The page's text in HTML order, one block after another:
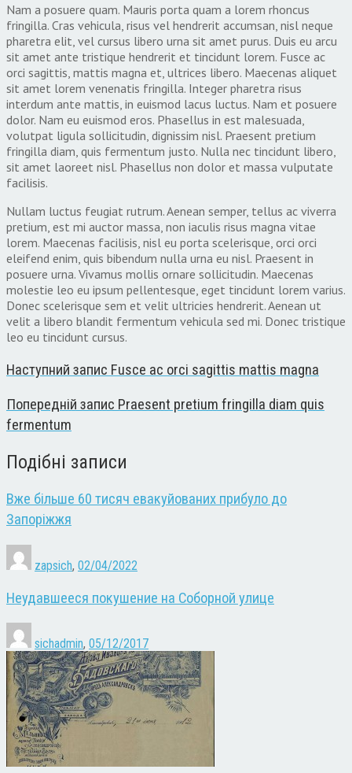
Nam a posuere quam. Mauris porta quam a lorem rhoncus
fringilla. Cras vehicula, risus vel hendrerit accumsan, nisl neque
pharetra elit, vel cursus libero urna sit amet purus. Duis eu arcu
sit amet ante tristique hendrerit et tincidunt lorem. Fusce ac
orci sagittis, mattis magna et, ultrices libero. Maecenas aliquet
sit amet lorem venenatis fringilla. Integer pharetra risus
interdum ante mattis, in euismod lacus luctus. Nam et posuere
dolor. Nam eu euismod eros. Phasellus in est malesuada,
volutpat ligula sollicitudin, dignissim nisl. Praesent pretium
fringilla diam, quis fermentum justo. Nulla nec tincidunt libero,
sit amet laoreet nisl. Phasellus non dolor et massa vulputate
facilisis.
Nullam luctus feugiat rutrum. Aenean semper, tellus ac viverra
pretium, est mi auctor massa, non iaculis risus magna vitae
lorem. Maecenas facilisis, nisl eu porta scelerisque, orci orci
eleifend enim, quis bibendum nulla urna eu nisl. Praesent in
posuere urna. Vivamus mollis ornare sollicitudin. Maecenas
molestie leo eu ipsum pellentesque, eget tincidunt lorem varius.
Donec scelerisque sem et velit ultricies hendrerit. Aenean ut
velit a libero blandit fermentum vehicula sed mi. Donec tristique
leo eu tincidunt cursus.
Наступний запис Fusce ac orci sagittis mattis magna
Попередній запис Praesent pretium fringilla diam quis
fermentum
Подібні записи
Вже більше 60 тисяч евакуйованих прибуло до
Запоріжжя
zapsich, 02/04/2022
Неудавшееся покушение на Соборной улице
sichadmin, 05/12/2017